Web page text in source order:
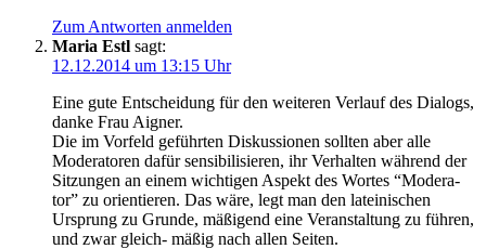
Zum Antworten anmelden
Maria Estl sagt:
12.12.2014 um 13:15 Uhr
Eine gute Ent­schei­dung für den wei­te­ren Ver­lauf des Dia­logs,
dan­ke Frau Aigner.
Die im Vor­feld geführ­ten Dis­kus­sio­nen soll­ten aber alle
Mode­ra­to­ren dafür sen­si­bi­li­sie­ren, ihr Ver­hal­ten wäh­rend der
Sit­zun­gen an einem wich­ti­gen Aspekt des Wor­tes “Mode­ra­
tor” zu ori­en­tie­ren. Das wäre, legt man den latei­ni­schen
Ursprung zu Grun­de, mäßi­gend eine Ver­an­stal­tung zu füh­ren,
und zwar gleich- mäßig nach allen Seiten.